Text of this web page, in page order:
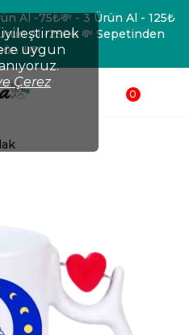
iyileştirmek
uygun
Çerez
Al -75₺💸 - 3 Ürün Al - 125₺
Al -250₺ 💸 Sepetinden
!!!💸
0